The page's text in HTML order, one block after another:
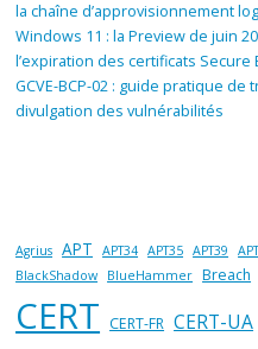
la chaîne d’approvisionnement
Windows 11 : la Preview de juin
l’expiration des certificats Secure
GCVE-BCP-02 : guide pratique de
divulgation des vulnérabilités
Agrius APT APT34 APT35 APT39
BlackShadow
BlueHammer Breach
CERT CERT-FR CERT-UA